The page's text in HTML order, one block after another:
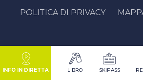
INFO IN DIRETTA LIBRO SKIPASS
POLITICA DI PRIVACY